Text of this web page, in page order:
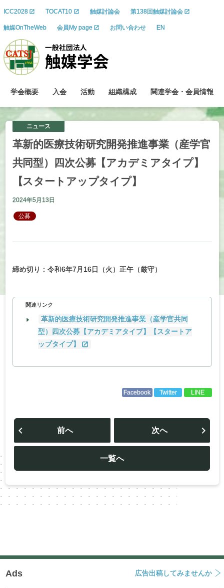
ICC2028 TOCAT10 触媒討論会 第138回触媒討論会
触媒OnTheWeb 会員My page お問い合わせ EN
学会概要 入会 活動 組織構成 関連学会 ・ 会員情報
ニュース
革新的医療技術研究開発推進事業（産学官
共同型）
四次公募【アカデミアタイプ】
【スタートアップタイプ】
2024年5月13日
公募
締め切り：令和6年7月16日（火）正午（厳守）
関連リンク
革新的医療技術研究開発推進事業（産学官共同
型）四次公募【アカデミアタイプ】【スタートア
ップタイプ】
Facebook Twitter LINE
投
ビ
ー
シ
ョ
前へ
一覧へ
次へ
Ads 広告出稿してみませんか